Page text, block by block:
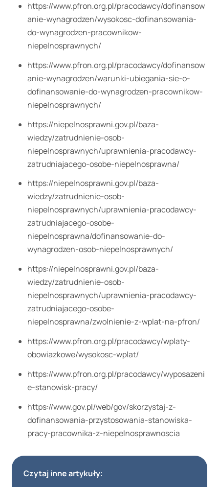
https://www.pfron.org.pl/pracodawcy/dofinansow
anie-wynagrodzen/wysokosc-dofinansowania-
do-wynagrodzen-pracownikow-
niepelnosprawnych/
https://www.pfron.org.pl/pracodawcy/dofinansow
anie-wynagrodzen/warunki-ubiegania-sie-o-
dofinansowanie-do-wynagrodzen-pracownikow-
niepelnosprawnych/
https://niepelnosprawni.gov.pl/baza-
wiedzy/zatrudnienie-osob-
niepelnosprawnych/uprawnienia-pracodawcy-
zatrudniajacego-osobe-niepelnosprawna/
https://niepelnosprawni.gov.pl/baza-
wiedzy/zatrudnienie-osob-
niepelnosprawnych/uprawnienia-pracodawcy-
zatrudniajacego-osobe-
niepelnosprawna/dofinansowanie-do-
wynagrodzen-osob-niepelnosprawnych/
https://niepelnosprawni.gov.pl/baza-
wiedzy/zatrudnienie-osob-
niepelnosprawnych/uprawnienia-pracodawcy-
zatrudniajacego-osobe-
niepelnosprawna/zwolnienie-z-wplat-na-pfron/
https://www.pfron.org.pl/pracodawcy/wplaty-
obowiazkowe/wysokosc-wplat/
https://www.pfron.org.pl/pracodawcy/wyposazeni
e-stanowisk-pracy/
https://www.gov.pl/web/gov/skorzystaj-z-
dofinansowania-przystosowania-stanowiska-
pracy-pracownika-z-niepelnosprawnoscia
Czytaj inne artykuły: